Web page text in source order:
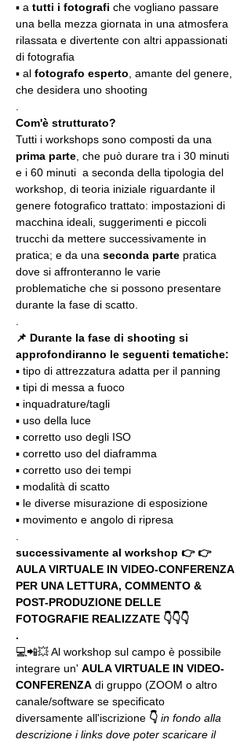
▪️ a tutti i fotografi che vogliano passare
una bella mezza giornata in una atmosfera
rilassata e divertente con altri appassionati
di fotografia
▪️ al fotografo esperto , amante del genere,
che desidera uno shooting
Com'è strutturato?
Tutti i workshops sono composti da una
prima parte , che può durare tra i 30 minuti
e i 60 minuti  a seconda della tipologia del
workshop, di teoria iniziale riguardante il
genere fotografico trattato: impostazioni di
macchina ideali, suggerimenti e piccoli
trucchi da mettere successivamente in
pratica; e da una seconda parte pratica
dove si affronteranno le varie
problematiche che si possono presentare
durante la fase di scatto.
📌 Durante la fase di shooting si
approfondiranno le seguenti tematiche:
▪️ tipo di attrezzatura adatta per il panning
▪️ tipi di messa a fuoco
▪️ inquadrature/tagli
▪️ uso della luce
▪️ corretto uso degli ISO
▪️ corretto uso del diaframma
▪️ corretto uso dei tempi
▪️ modalità di scatto
▪️ le diverse misurazione di esposizione
▪️ movimento e angolo di ripresa
successivamente al workshop 👉 👉
AULA VIRTUALE IN VIDEO-CONFERENZA
PER UNA LETTURA, COMMENTO &
POST-PRODUZIONE DELLE
FOTOGRAFIE REALIZZATE 👇👇👇
.
💻📲💥 Al workshop sul campo è possibile
integrare un' AULA VIRTUALE IN VIDEO-
CONFERENZA di gruppo (ZOOM o altro
canale/software se specificato
diversamente all'iscrizione 👇 in fondo alla
descrizione i links dove poter scaricare il